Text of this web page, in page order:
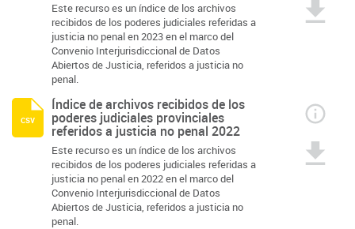
Este recurso es un índice de los archivos
recibidos de los poderes judiciales referidas a
justicia no penal en 2023 en el marco del
Convenio Interjurisdiccional de Datos
Abiertos de Justicia, referidos a justicia no
penal.
Índice de archivos recibidos de los
poderes judiciales provinciales
referidos a justicia no penal 2022
Este recurso es un índice de los archivos
recibidos de los poderes judiciales referidas a
justicia no penal en 2022 en el marco del
Convenio Interjurisdiccional de Datos
Abiertos de Justicia, referidos a justicia no
penal.
csv